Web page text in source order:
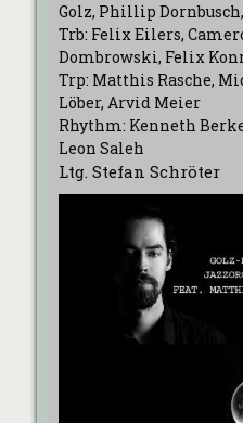
Golz, Phillip
Trb: Felix Eilers,
Dombrowski, Felix
Trp: Matthis Rasche,
Löber, Arvid Meier
Rhythm: Kenneth
Leon Saleh
Ltg. Stefan Schröter